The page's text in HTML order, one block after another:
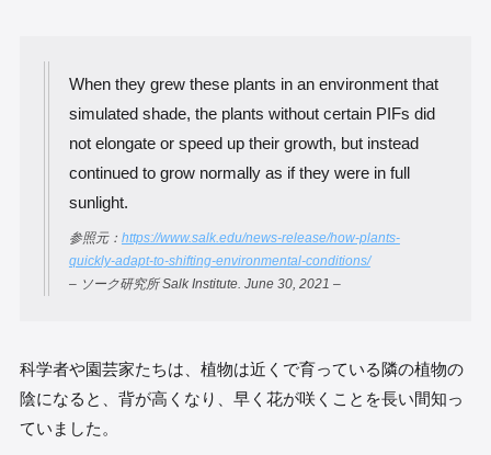
When they grew these plants in an environment that
simulated shade, the plants without certain PIFs did
not elongate or speed up their growth, but instead
continued to grow normally as if they were in full
sunlight.
参照元： https://www.salk.edu/news-release/how-plants-
quickly-adapt-to-shifting-environmental-conditions/
– ソーク研究所 Salk Institute. June 30, 2021 –
科学者や園芸家たちは、植物は近くで育っている隣の植物の
陰になると、背が高くなり、早く花が咲くことを長い間知っ
ていました。